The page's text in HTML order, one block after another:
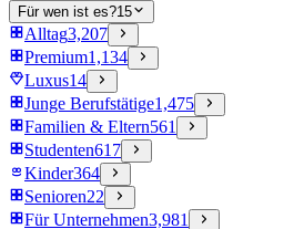
Für wen ist es?15
Alltag3,207
Premium1,134
Luxus14
Junge Berufstätige1,475
Familien & Eltern561
Studenten617
Kinder364
Senioren22
Für Unternehmen3,981